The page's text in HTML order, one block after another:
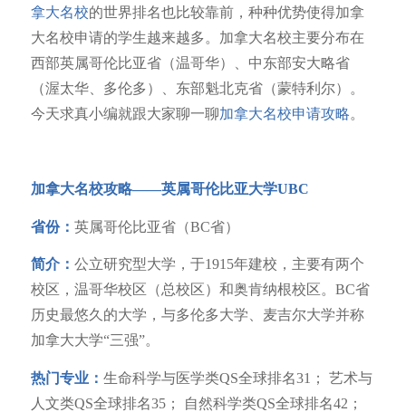
拿大名校的世界排名也比较靠前，种种优势使得加拿
大名校申请的学生越来越多。加拿大名校主要分布在
西部英属哥伦比亚省（温哥华）、中东部安大略省
（渥太华、多伦多）、东部魁北克省（蒙特利尔）。
今天求真小编就跟大家聊一聊加拿大名校申请攻略。
加拿大名校攻略——英属哥伦比亚大学UBC
省份： 英属哥伦比亚省（BC省）
简介： 公立研究型大学，于1915年建校，主要有两个
校区，温哥华校区（总校区）和奥肯纳根校区。BC省
历史最悠久的大学，与多伦多大学、麦吉尔大学并称
加拿大大学“三强”。
热门专业： 生命科学与医学类QS全球排名31； 艺术与
人文类QS全球排名35； 自然科学类QS全球排名42；